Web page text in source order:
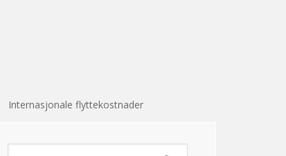
Internasjonale flyttekostnader